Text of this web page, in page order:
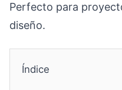
Perfecto para
diseño.
Índice